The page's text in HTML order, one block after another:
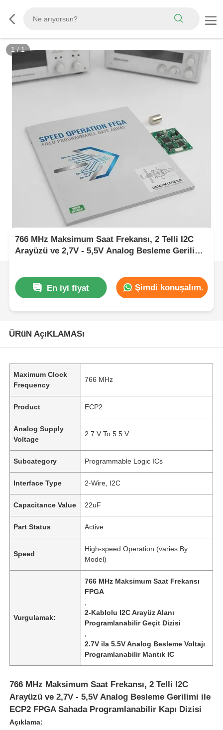
1/1
766 MHz Maksimum Saat Frekansı, 2 Telli I2C
Arayüzü ve 2,7V - 5,5V Analog Besleme Gerilimi
En iyi fiyat
Şimdi konuşalım.
ÜRüN AçıKLAMASı
Maximum Clock
Frequency
766 MHz
Product ECP2
Analog Supply
Voltage
2.7 V To 5.5 V
Subcategory Programmable Logic ICs
Interface Type 2-Wire, I2C
Capacitance Value 22uF
Part Status Active
Speed
High-speed Operation (varies By
Model)
Vurgulamak:
766 MHz Maksimum Saat Frekansı
FPGA
2-Kablolu I2C Arayüz Alanı
Programlanabilir Geçit Dizisi
2.7V ila 5.5V Analog Besleme Voltajı
Programlanabilir Mantık IC
766 MHz Maksimum Saat Frekansı, 2 Telli I2C
Arayüzü ve 2,7V - 5,5V Analog Besleme Gerilimi ile
ECP2 FPGA Sahada Programlanabilir Kapı Dizisi
Açıklama: